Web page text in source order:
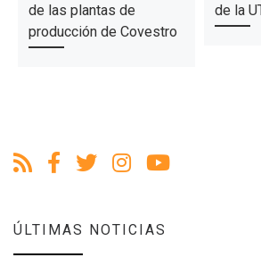
de las plantas de
producción de Covestro
de la
ÚLTIMAS NOTICIAS